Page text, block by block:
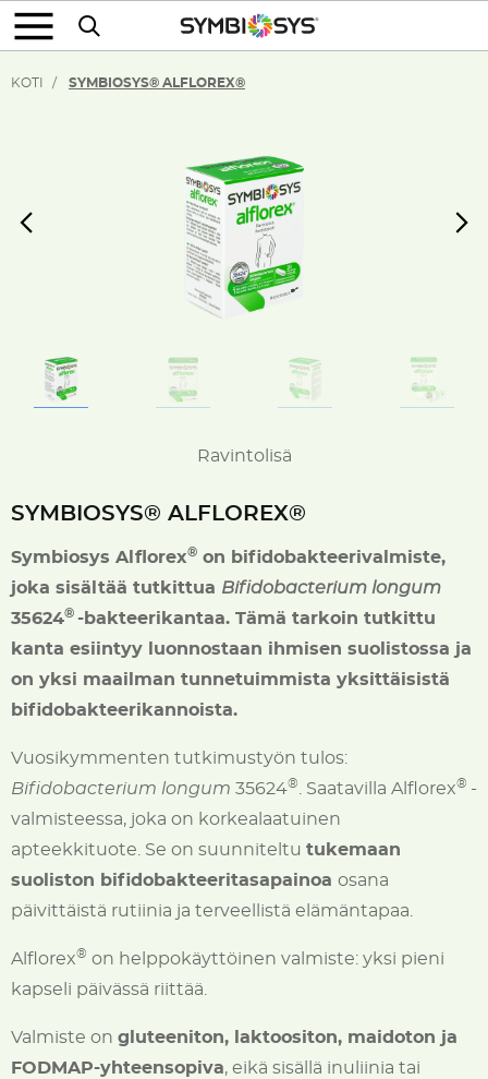
KOTI SYMBIOSYS® ALFLOREX®
Ravintolisä
SYMBIOSYS® ALFLOREX®
Symbiosys Alflorex® on bifidobakteerivalmiste,
joka sisältää tutkittua Bifidobacterium longum
35624® -bakteerikantaa. Tämä tarkoin tutkittu
kanta esiintyy luonnostaan ihmisen suolistossa ja
on yksi maailman tunnetuimmista yksittäisistä
bifidobakteerikannoista.
Vuosikymmenten tutkimustyön tulos:
Bifidobacterium longum 35624®. Saatavilla Alflorex® -
valmisteessa, joka on korkealaatuinen
apteekkituote. Se on suunniteltu tukemaan
suoliston bifidobakteeritasapainoa osana
päivittäistä rutiinia ja terveellistä elämäntapaa.
Alflorex® on helppokäyttöinen valmiste: yksi pieni
kapseli päivässä riittää.
Valmiste on gluteeniton, laktoositon, maidoton ja
FODMAP-yhteensopiva, eikä sisällä inuliinia tai